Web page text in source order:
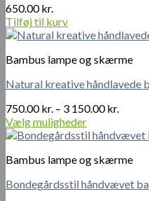
650.00kr.
Tilføj til kurv
Bambus lampe og skærme
Natural kreative håndlavede
750.00kr. – 3 150.00kr.
til
150.00
Vælg muligheder
Dette
har
varianter.
Bambus lampe og skærme
Bondegårdsstil håndvævet